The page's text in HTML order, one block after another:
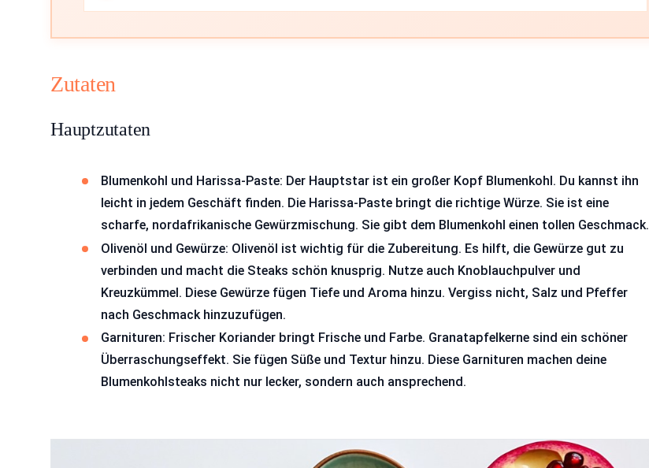
Zutaten
Hauptzutaten
Blumenkohl und Harissa-Paste: Der Hauptstar ist ein großer Kopf Blumenkohl. Du kannst ihn
leicht in jedem Geschäft finden. Die Harissa-Paste bringt die richtige Würze. Sie ist eine
scharfe, nordafrikanische Gewürzmischung. Sie gibt dem Blumenkohl einen tollen Geschmack.
Olivenöl und Gewürze: Olivenöl ist wichtig für die Zubereitung. Es hilft, die Gewürze gut zu
verbinden und macht die Steaks schön knusprig. Nutze auch Knoblauchpulver und
Kreuzkümmel. Diese Gewürze fügen Tiefe und Aroma hinzu. Vergiss nicht, Salz und Pfeffer
nach Geschmack hinzuzufügen.
Garnituren: Frischer Koriander bringt Frische und Farbe. Granatapfelkerne sind ein schöner
Überraschungseffekt. Sie fügen Süße und Textur hinzu. Diese Garnituren machen deine
Blumenkohlsteaks nicht nur lecker, sondern auch ansprechend.